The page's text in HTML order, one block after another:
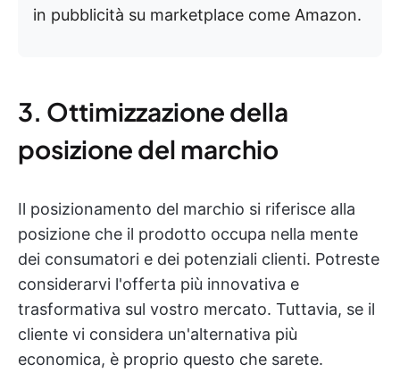
in pubblicità su marketplace come Amazon.
3. Ottimizzazione della
posizione del marchio
Il posizionamento del marchio si riferisce alla
posizione che il prodotto occupa nella mente
dei consumatori e dei potenziali clienti. Potreste
considerarvi l'offerta più innovativa e
trasformativa sul vostro mercato. Tuttavia, se il
cliente vi considera un'alternativa più
economica, è proprio questo che sarete.